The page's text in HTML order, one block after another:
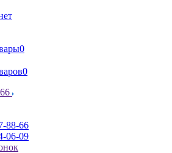
0
0
88-66
06-09